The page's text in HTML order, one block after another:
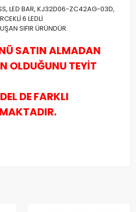
LED BAR, KJ32D06-ZC42AG-03D,
6 LEDLİ
SIFIR ÜRÜNDÜR.
SATIN ALMADAN
OLDUĞUNU TEYİT
DE FARKLI